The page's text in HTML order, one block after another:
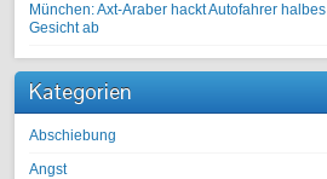
München: Axt-Araber hackt Autofahrer halbes
Gesicht ab
Kategorien
Abschiebung
Angst